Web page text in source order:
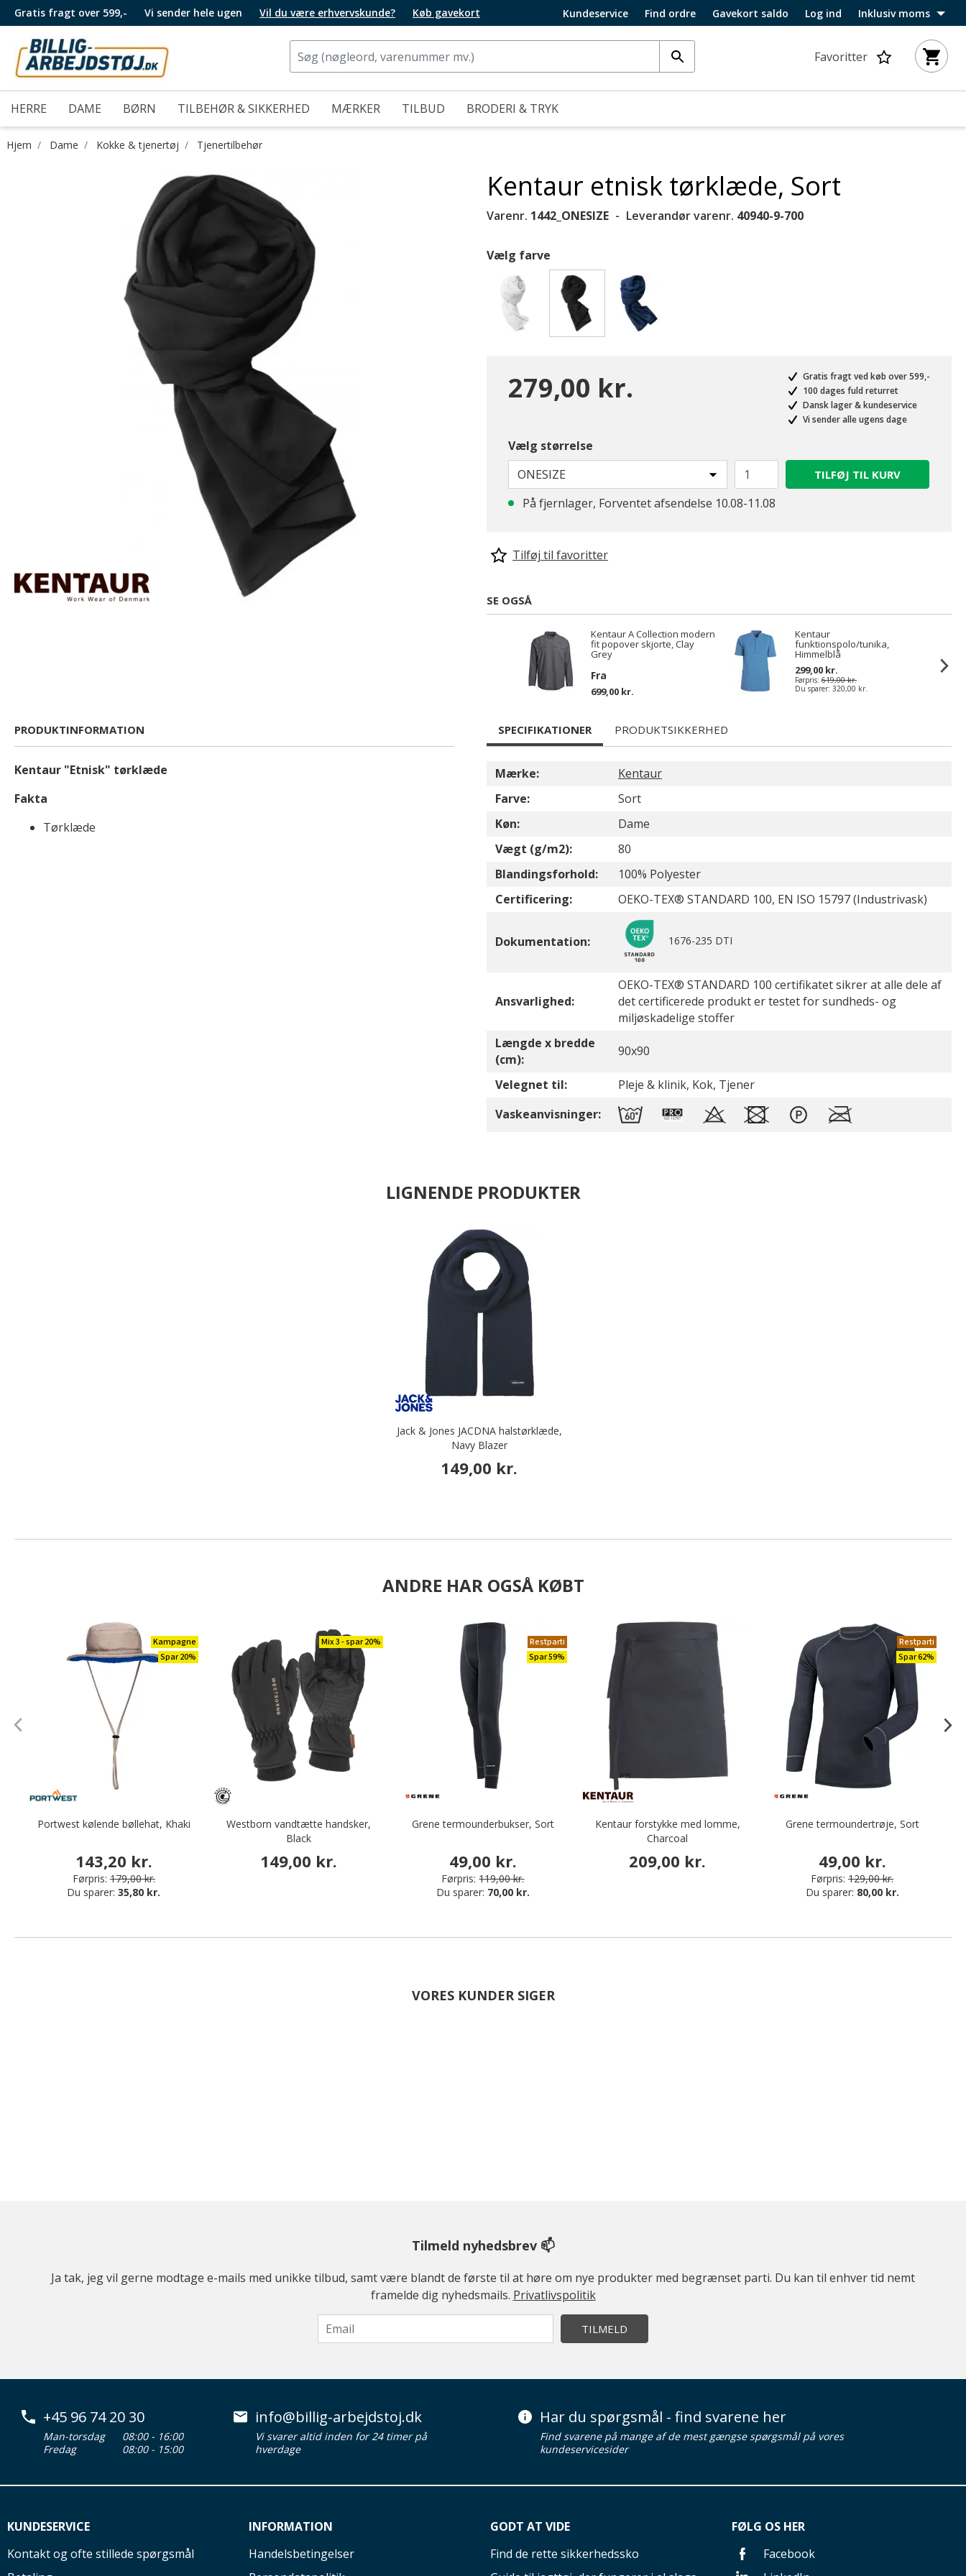
Gratis fragt over 599,- Vi sender hele ugen Vil du være erhvervskunde? Køb gavekort Kundeservice Find ordre Gavekort saldo Log ind Inklusiv moms
Favoritter
HERRE DAME BØRN TILBEHØR & SIKKERHED MÆRKER TILBUD BRODERI & TRYK
Hjem Dame Kokke & tjenertøj Tjenertilbehør
Kentaur etnisk tørklæde, Sort
Varenr. 1442_ONESIZE Leverandør varenr. 40940-9-700
Vælg farve
279,00 kr.
Gratis fragt ved køb over 599,-
100 dages fuld returret
Dansk lager & kundeservice
Vi sender alle ugens dage
Vælg størrelse
ONESIZE
TILFØJ TIL KURV
På fjernlager, Forventet afsendelse 10.08-11.08
Tilføj til favoritter
SE OGSÅ
Kentaur A Collection modern
fit popover skjorte, Clay
Grey
Fra
699,00 kr.
Kentaur
funktionspolo/tunika,
Himmelblå
299,00 kr.
Førpris: 619,00 kr.
Du sparer: 320,00 kr.
PRODUKTINFORMATION
Kentaur "Etnisk" tørklæde
Fakta
Tørklæde
SPECIFIKATIONER PRODUKTSIKKERHED
Mærke:
Kentaur
Farve:
Sort
Køn:
Dame
Vægt (g/m2):
80
Blandingsforhold:
100% Polyester
Certificering:
OEKO-TEX® STANDARD 100, EN ISO 15797 (Industrivask)
Dokumentation: 1676-235 DTI
Ansvarlighed:
OEKO-TEX® STANDARD 100 certifikatet sikrer at alle dele af
det certificerede produkt er testet for sundheds- og
miljøskadelige stoffer
Længde x bredde
(cm):
90x90
Velegnet til:
Pleje & klinik, Kok, Tjener
Vaskeanvisninger:
LIGNENDE PRODUKTER
Jack & Jones JACDNA halstørklæde,
Navy Blazer
149,00 kr.
ANDRE HAR OGSÅ KØBT
Kampagne
Spar 20%
Portwest kølende bøllehat, Khaki
143,20 kr.
Førpris: 179,00 kr.
Du sparer:35,80 kr.
Mix 3 - spar 20%
Westborn vandtætte handsker,
Black
149,00 kr.
Restparti
Spar 59%
Grene termounderbukser, Sort
49,00 kr.
Førpris: 119,00 kr.
Du sparer: 70,00 kr.
Kentaur forstykke med lomme,
Charcoal
209,00 kr.
Restparti
Spar 62%
Grene termoundertrøje, Sort
49,00 kr.
Førpris: 129,00 kr.
Du sparer: 80,00 kr.
VORES KUNDER SIGER
Tilmeld nyhedsbrev 📫
Ja tak, jeg vil gerne modtage e-mails med unikke tilbud, samt være blandt de første til at høre om nye produkter med begrænset parti. Du kan til enhver tid nemt
framelde dig nyhedsmails. Privatlivspolitik
TILMELD
+45 96 74 20 30
Man-torsdag
08:00 - 16:00
Fredag
08:00 - 15:00
info@billig-arbejdstoj.dk
Vi svarer altid inden for 24 timer på
hverdage
Har du spørgsmål - find svarene her
Find svarene på mange af de mest gængse spørgsmål på vores
kundeservicesider
KUNDESERVICE
Kontakt og ofte stillede spørgsmål
INFORMATION
Handelsbetingelser
GODT AT VIDE
Find de rette sikkerhedssko
FØLG OS HER
Facebook